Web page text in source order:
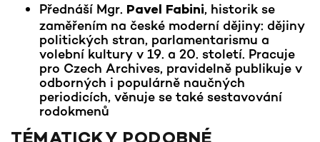
Přednáší Mgr. Pavel Fabini, historik se
zaměřením na české moderní dějiny: dějiny
politických stran, parlamentarismu a
volební kultury v 19. a 20. století. Pracuje
pro Czech Archives, pravidelně publikuje v
odborných i populárně naučných
periodicích, věnuje se také sestavování
rodokmenů